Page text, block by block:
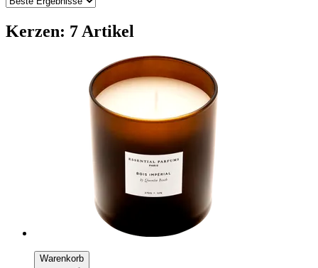
Kerzen: 7 Artikel
Warenkorb